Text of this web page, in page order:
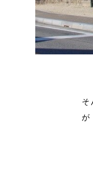
そ
が